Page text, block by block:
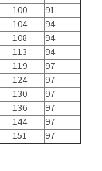
100
91
104
94
108
94
113
94
119
97
124
97
130
97
136
97
144
97
151 97